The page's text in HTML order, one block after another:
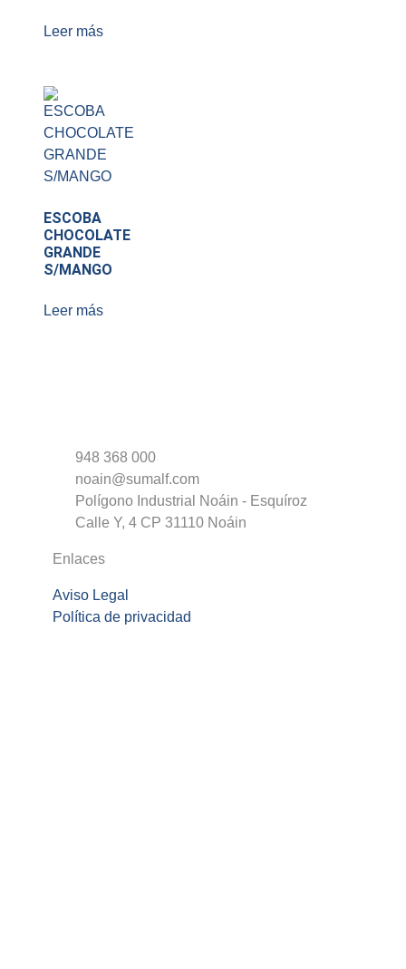
Leer más
ESCOBA
CHOCOLATE
GRANDE
S/MANGO
Leer más
948 368 000
noain@sumalf.com
Polígono Industrial Noáin - Esquíroz
Calle Y, 4 CP 31110 Noáin
Enlaces
Aviso Legal
Política de privacidad